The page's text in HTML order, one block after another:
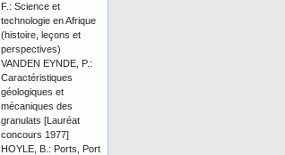
F.: Science et
technologie en Afrique
(histoire, leçons et
perspectives)
VANDEN EYNDE, P.:
Caractéristiques
géologiques et
mécaniques des
granulats [Lauréat
concours 1977]
HOYLE, B.: Ports, Port